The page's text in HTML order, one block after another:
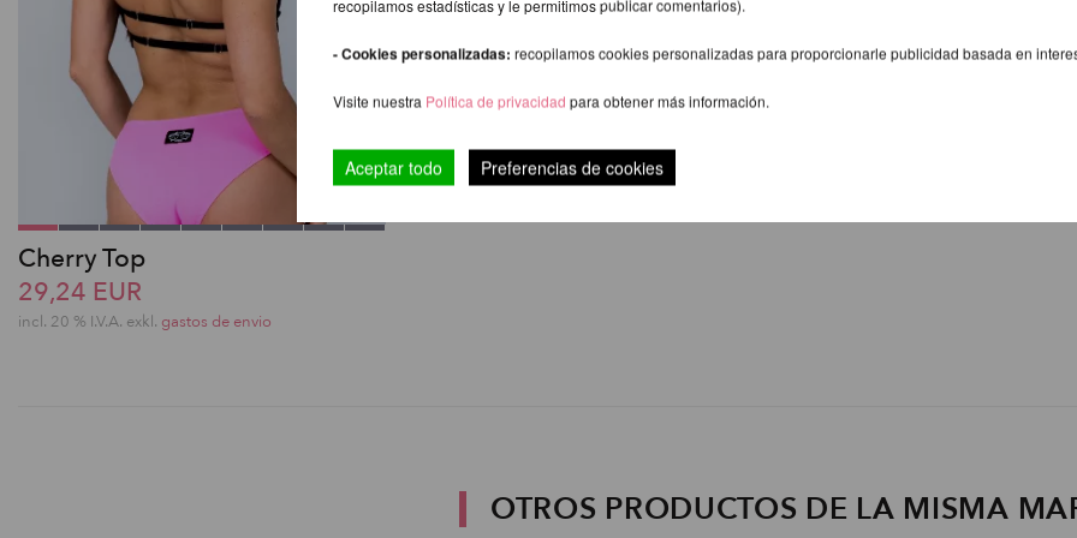
Cherry Top
29,24 EUR
incl. 20 % I.V.A. exkl. gastos de envio
OTROS PRODUCTOS DE LA MISMA
recopilamos estadísticas y le permitimos publicar comentarios).
- Cookies personalizadas: recopilamos cookies personalizadas para proporcionarle publicidad basada en
Visite nuestra Política de privacidad para obtener más información.
Aceptar todo Preferencias de cookies